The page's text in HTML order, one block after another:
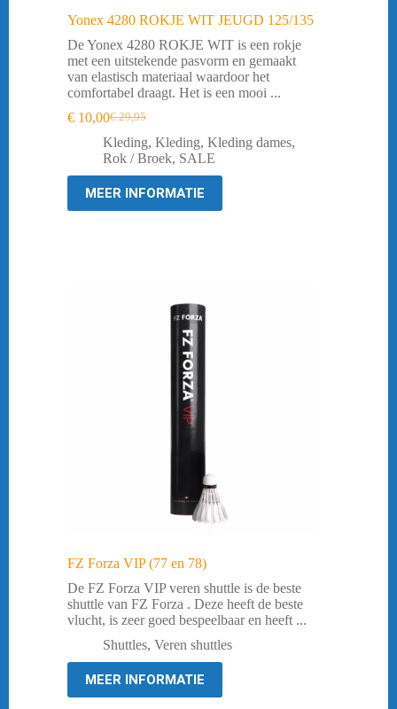
Yonex 4280 ROKJE WIT JEUGD 125/135
De Yonex 4280 ROKJE WIT is een rokje
met een uitstekende pasvorm en gemaakt
van elastisch materiaal waardoor het
comfortabel draagt. Het is een mooi ...
€29,95
Oorspronkelijke
prijs
was:
€ 10,00Huidige
prijs
is:
Kleding, Kleding, Kleding dames,
Rok / Broek, SALE
MEER INFORMATIE
FZ Forza VIP (77 en 78)
De FZ Forza VIP veren shuttle is de beste
shuttle van FZ Forza . Deze heeft de beste
vlucht, is zeer goed bespeelbaar en heeft ...
Shuttles, Veren shuttles
MEER INFORMATIE